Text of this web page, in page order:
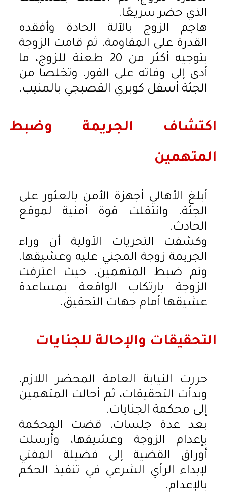
الذي حضر سريعًا.
هاجم الزوج بالآلة الحادة وأفقده
القدرة على المقاومة، ثم قامت الزوجة
بتوجيه أكثر من 20 طعنة للزوج، ما
أدى إلى وفاته على الفور، وتخلصا من
الجثة أسفل كوبري القصبجي بالمنيب.
اكتشاف الجريمة وضبط
المتهمين
أبلغ الأهالي أجهزة الأمن بالعثور على
الجثة، وانتقلت قوة أمنية لموقع
الحادث.
وكشفت التحريات الأولية أن وراء
الجريمة زوجة المجني عليه وعشيقها،
وتم ضبط المتهمين، حيث اعترفت
الزوجة بارتكاب الواقعة بمساعدة
عشيقها أمام جهات التحقيق.
التحقيقات والإحالة للجنايات
حررت النيابة العامة المحضر اللازم،
وبدأت التحقيقات، ثم أحالت المتهمين
إلى محكمة الجنايات.
بعد عدة جلسات، قضت المحكمة
بإعدام الزوجة وعشيقها، وأُرسلت
أوراق القضية إلى فضيلة المفتي
لإبداء الرأي الشرعي في تنفيذ الحكم
بالإعدام.